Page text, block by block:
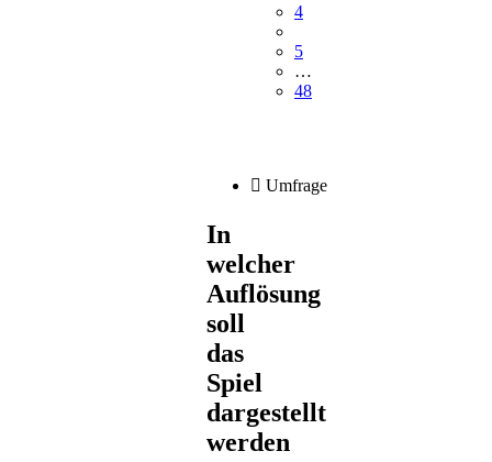
4
5
…
48
Umfrage
In
welcher
Auflösung
soll
das
Spiel
dargestellt
werden